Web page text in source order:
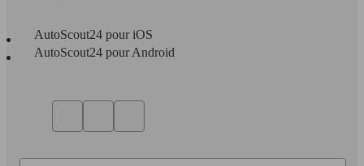
AutoScout24 pour iOS
AutoScout24 pour Android